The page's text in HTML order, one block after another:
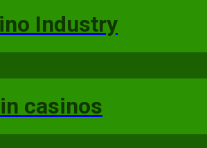
Industry
casinos